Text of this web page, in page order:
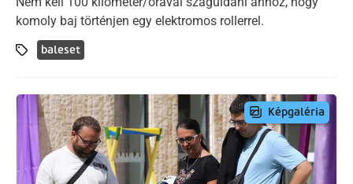
komoly baj történjen egy elektromos rollerrel.
baleset
Képgaléria